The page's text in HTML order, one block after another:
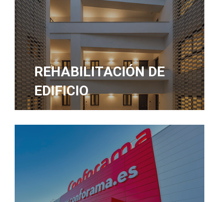
REHABILITACIÓN DE
EDIFICIO